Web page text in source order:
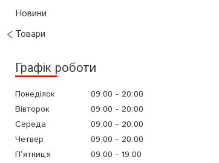
Новини
Товари
Графік роботи
Понеділок 09:00
20:00
Вівторок
09:00
20:00
Середа
09:00
20:00
Четвер
09:00
20:00
Пʼятниця
09:00
19:00